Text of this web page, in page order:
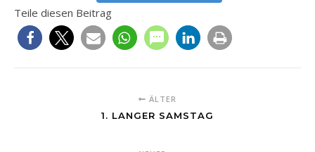
Teile diesen Beitrag
ÄLTER
1. LANGER SAMSTAG